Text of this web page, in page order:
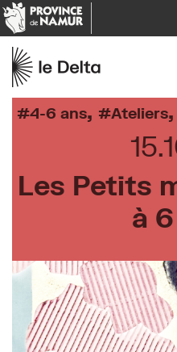
4-6 ans, Ateliers,
Les Petits
à